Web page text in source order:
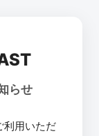
らせ
利用いただ